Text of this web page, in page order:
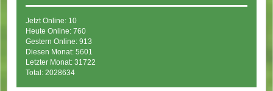
Jetzt Online: 10
Heute Online: 760
Gestern Online: 913
Diesen Monat: 5601
Letzter Monat: 31722
Total: 2028634